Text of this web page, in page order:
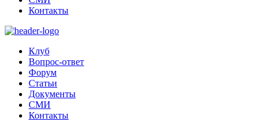
Контакты
Клуб
Вопрос-ответ
Форум
Статьи
Документы
СМИ
Контакты